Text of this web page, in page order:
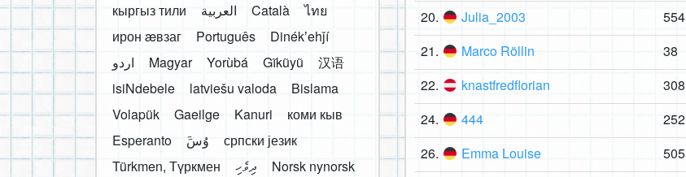
20. Julia_2003 554
21. Marco Röllin 38
22. knastfredflorian 308
24. 444 252
26. Emma Louise 505
кыргыз тили
العربية Català
ไทย
ирон æвзаг
Português
Dinékʼehǰí
اردو
Magyar Yorùbá Gĩkũyũ
汉语
isiNdebele
latviešu valoda
Bislama
Volapük
Gaeilge Kanuri
коми кыв
Esperanto
َوُسَ
српски језик
Türkmen, Түркмен
ދިވެހި
Norsk nynorsk